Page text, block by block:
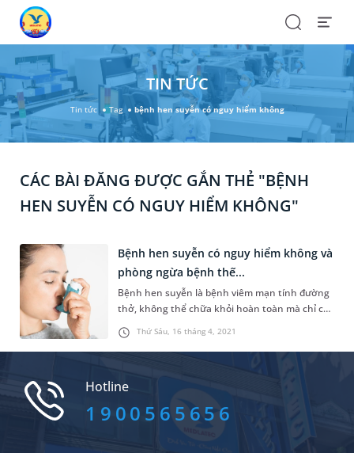
SearchOpen
TIN TỨC
Tin tức Tag bệnh hen suyễn có nguy hiểm không
CÁC BÀI ĐĂNG ĐƯỢC GẮN THẺ "BỆNH
HEN SUYỄN CÓ NGUY HIỂM KHÔNG"
Thứ Sáu, 16 tháng 4, 2021
Bệnh hen suyễn có nguy hiểm không và
phòng ngừa bệnh thế...
Bệnh hen suyễn là bệnh viêm mạn tính đường
thở, không thể chữa khỏi hoàn toàn mà chỉ có
thể kiểm soát bệnh. Người bệnh cần hạn chế
tiếp xúc với các yếu tố kích thích gây ra cơn
hen suyễn cấp tính, gây viêm hẹp đường thở và
nguy hiểm không, phòng ngừa b...
Hotline
1900565656